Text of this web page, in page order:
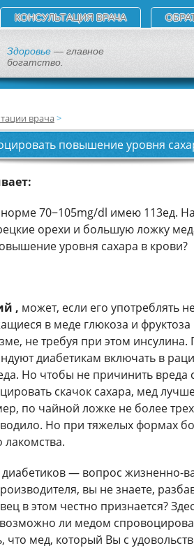
КОНСУЛЬТАЦИЯ ВРАЧА
Здоровье — главное
богатство.
врача
повышение уровня
70−105mg/dl имею 113ед.
орехи и большую ложку
уровня сахара в крови?
, может, если его употреблять
в меде глюкоза и
не требуя при этом
диабетикам включать в
Но чтобы не причинить вреда
скачок сахара, мед
по чайной ложке не более
Но при тяжелых формах
лакомства.
диабетиков — вопрос жизненно-
вы не знаете,
в этом честно признается?
ли медом
что мед, который Вы с